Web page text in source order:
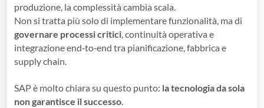
produzione, la complessità cambia scala.
Non si tratta più solo di implementare funzionalità, ma di
governare processi critici , continuità operativa e
integrazione end‑to‑end tra pianificazione, fabbrica e
supply chain.
SAP è molto chiara su questo punto: la tecnologia da sola
non garantisce il successo.